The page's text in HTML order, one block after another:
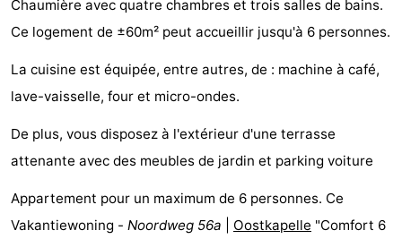
Geere
d'hôtes
Chaumières
-
Bos
en
-
De
Geere
-
Zandput
Dennenbos
-
Chaumière avec quatre chambres et trois salles de bains.
Ce logement de ±60m² peut accueillir jusqu'à 6 personnes.
La cuisine est équipée, entre autres, de : machine à café,
lave-vaisselle, four et micro-ondes.
De plus, vous disposez à l'extérieur d'une terrasse
attenante avec des meubles de jardin et parking voiture
Appartement pour un maximum de 6 personnes. Ce
Vakantiewoning - Noordweg 56a Oostkapelle "Comfort 6